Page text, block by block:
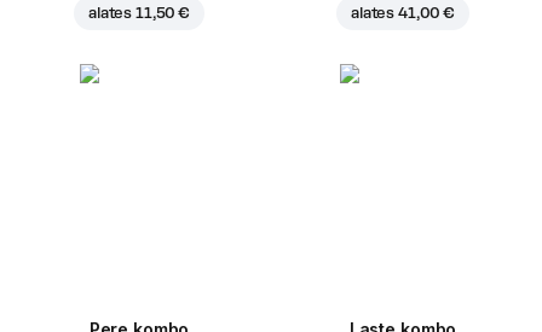
alates 11,50 € alates 41,00 €